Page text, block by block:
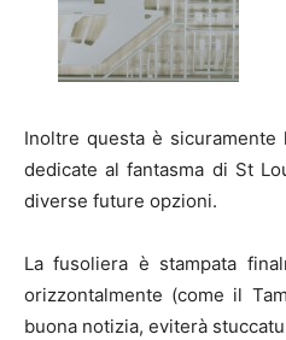
Inoltre questa è
dedicate al fantasma di St
diverse future opzioni.
La fusoliera è stampata
orizzontalmente (come il
buona notizia, eviterà